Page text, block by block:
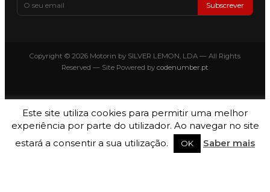
Subscrever
Copyright © 2026 Motorin by SILVER LEMON, LDA — All Rights
Reserved — Site Powered by codenumber.pt
Este site utiliza cookies para permitir uma melhor
experiência por parte do utilizador. Ao navegar no site
estará a consentir a sua utilização.
OK Saber mais